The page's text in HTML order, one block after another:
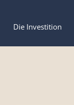
Die Investition